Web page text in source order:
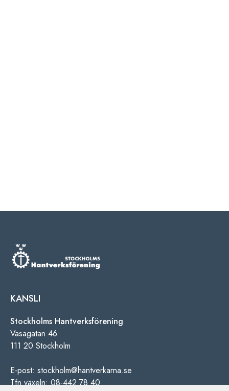
KANSLI
Stockholms Hantverksförening
Vasagatan 46
111 20 Stockholm
E-post: stockholm@hantverkarna.se
Tfn växeln: 08-442 78 40